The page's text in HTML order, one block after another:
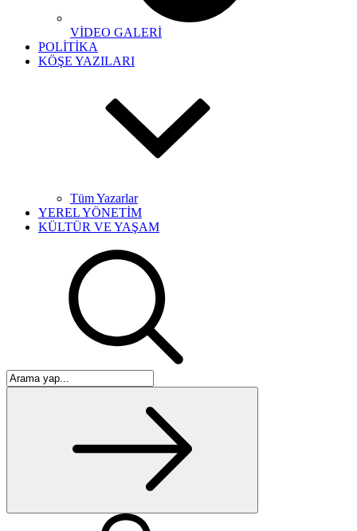
VİDEO GALERİ
POLİTİKA
KÖŞE YAZILARI
Tüm Yazarlar
YEREL YÖNETİM
KÜLTÜR VE YAŞAM